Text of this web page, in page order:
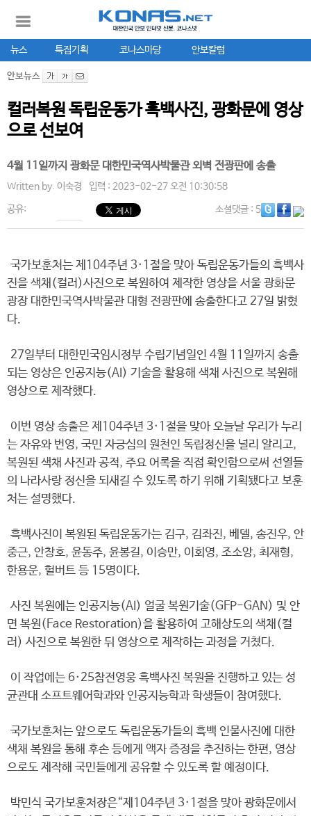
뉴스 특집기획 코나스마당 안보칼럼
안보뉴스
컬러복원 독립운동가 흑백사진, 광화문에 영상
으로 선보여
4월 11일까지 광화문 대한민국역사박물관 외벽 전광판에 송출
Written by. 이숙경 입력 : 2023-02-27 오전 10:30:58
공유: 소셜댓글: 5
국가보훈처는 제104주년 3·1절을 맞아 독립운동가들의 흑백사
진을 색채(컬러)사진으로 복원하여 제작한 영상을 서울 광화문
광장 대한민국역사박물관 대형 전광판에 송출한다고 27일 밝혔
다.
27일부터 대한민국임시정부 수립기념일인 4월 11일까지 송출
되는 영상은 인공지능(AI) 기술을 활용해 색채 사진으로 복원해
영상으로 제작했다.
이번 영상 송출은 제104주년 3·1절을 맞아 오늘날 우리가 누리
는 자유와 번영, 국민 자긍심의 원천인 독립정신을 널리 알리고,
복원된 색채 사진과 공적, 주요 어록을 직접 확인함으로써 선열들
의 나라사랑 정신을 되새길 수 있도록 하기 위해 기획됐다고 보훈
처는 설명했다.
흑백사진이 복원된 독립운동가는 김구, 김좌진, 베델, 송진우, 안
중근, 안창호, 윤동주, 윤봉길, 이승만, 이회영, 조소앙, 최재형,
한용운, 헐버트 등 15명이다.
사진 복원에는 인공지능(AI) 얼굴 복원기술(GFP-GAN) 및 안
면 복원(Face Restoration)을 활용하여 고해상도의 색채(컬
러) 사진으로 복원한 뒤 영상으로 제작하는 과정을 거쳤다.
이 작업에는 6·25참전영웅 흑백사진 복원을 진행하고 있는 성
균관대 소프트웨어학과와 인공지능학과 학생들이 참여했다.
국가보훈처는 앞으로도 독립운동가들의 흑백 인물사진에 대한
색채 복원을 통해 후손 등에게 액자 증정을 추진하는 한편, 영상
으로도 제작해 국민들에게 공유할 수 있도록 할 예정이다.
박민식 국가보훈처장은“제104주년 3·1절을 맞아 광화문에서